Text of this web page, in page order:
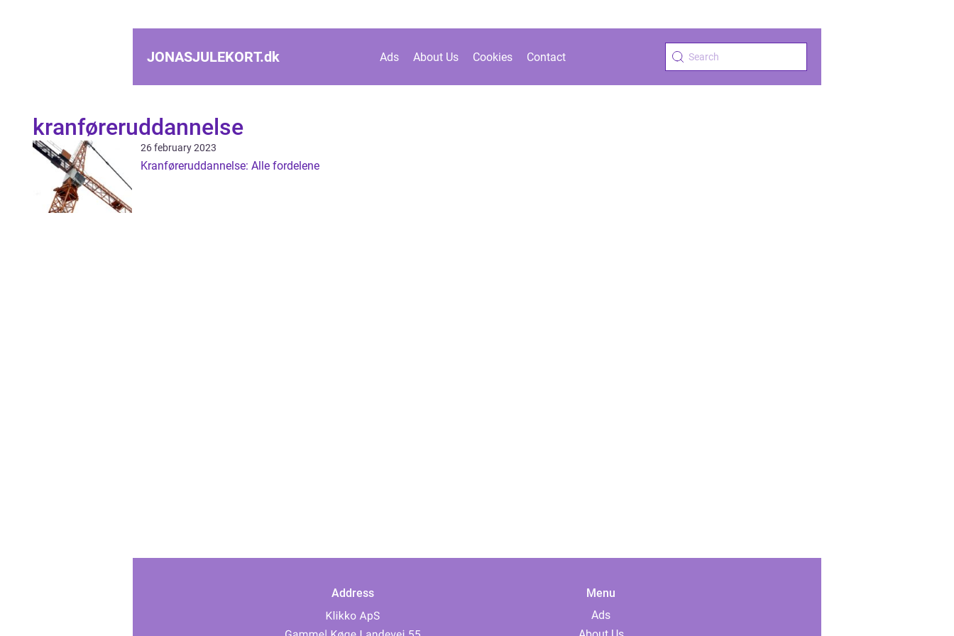
JONASJULEKORT.dk Ads About Us Cookies Contact
kranføreruddannelse
26 february 2023
Kranføreruddannelse: Alle fordelene
Address
Menu
Ads